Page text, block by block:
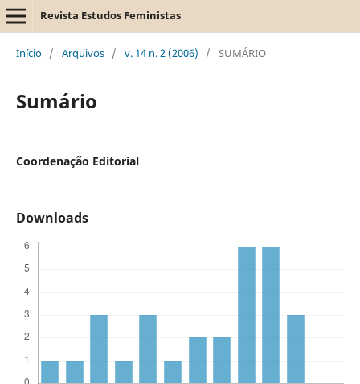
Revista Estudos Feministas
Início / Arquivos / v. 14 n. 2 (2006) / SUMÁRIO
Sumário
Coordenação Editorial
Downloads